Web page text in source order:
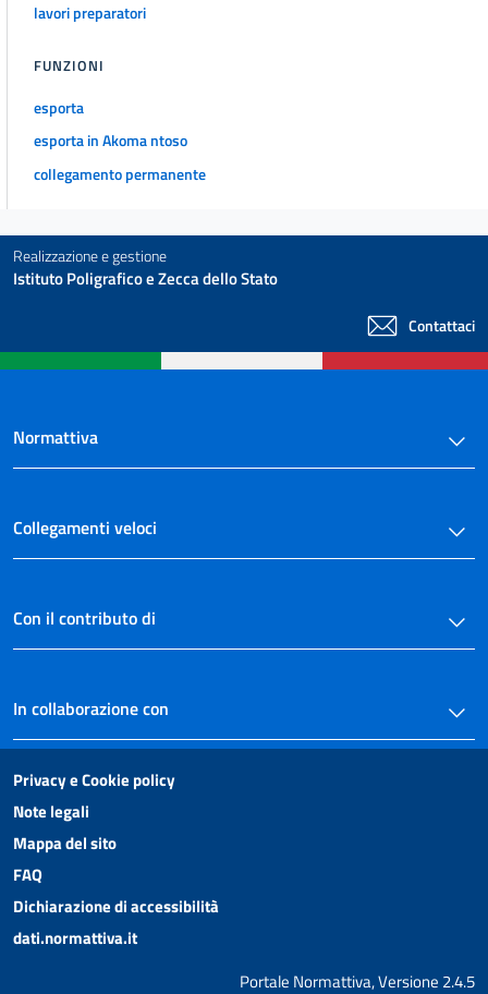
lavori preparatori
FUNZIONI
esporta
esporta in Akoma ntoso
collegamento permanente
Realizzazione e gestione
Istituto Poligrafico e Zecca dello Stato
Contattaci
Normattiva
Collegamenti veloci
Con il contributo di
In collaborazione con
Privacy e Cookie policy
Note legali
Mappa del sito
FAQ
Dichiarazione di accessibilità
dati.normattiva.it
Portale Normattiva, Versione 2.4.5